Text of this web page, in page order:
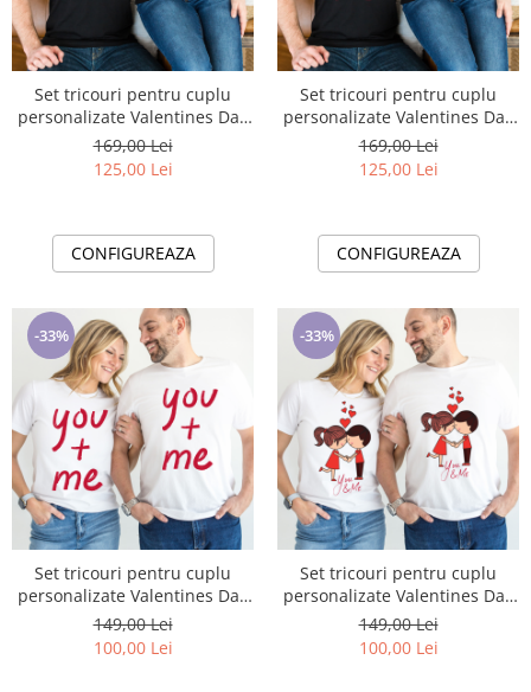
Set tricouri pentru cuplu
personalizate Valentines Day
VD2408 You & Me
169,00 Lei
125,00 Lei
CONFIGUREAZA
Set tricouri pentru cuplu
personalizate Valentines Day
VD2409 You & Me
169,00 Lei
125,00 Lei
CONFIGUREAZA
-33%
Set tricouri pentru cuplu
personalizate Valentines Day
VD2409W You & Me
149,00 Lei
100,00 Lei
-33%
Set tricouri pentru cuplu
personalizate Valentines Day
VD2410 You & Me
149,00 Lei
100,00 Lei